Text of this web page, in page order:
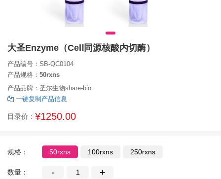
大圣Enzyme（CelⅠ同源核酸内切酶）
产品编号：SB-QC0104
产品规格： 50rxns
产品品牌：圣尔生物share-bio
一键复制产品信息
目录价： ¥1250.00
规格： 50rxns 100rxns 250rxns
数量： - +